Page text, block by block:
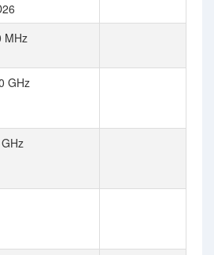
MHz
GHz